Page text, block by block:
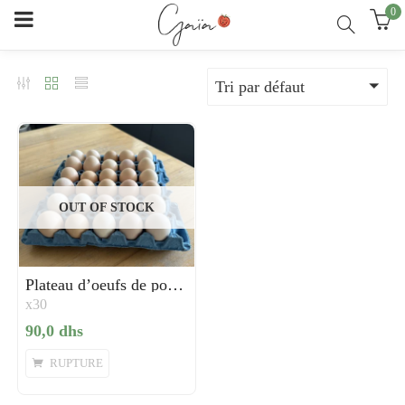
0
Tri par défaut
OUT OF STOCK
Plateau d’oeufs de poule beldi – Non Gaïa
x30
90,0dhs
RUPTURE